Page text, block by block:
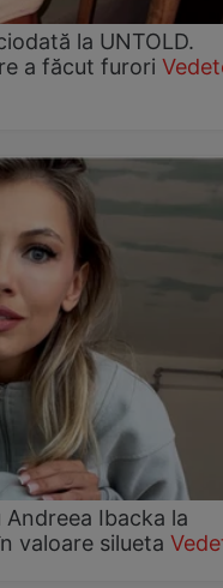
la UNTOLD.
a făcut furori
Ibacka la
valoare silueta